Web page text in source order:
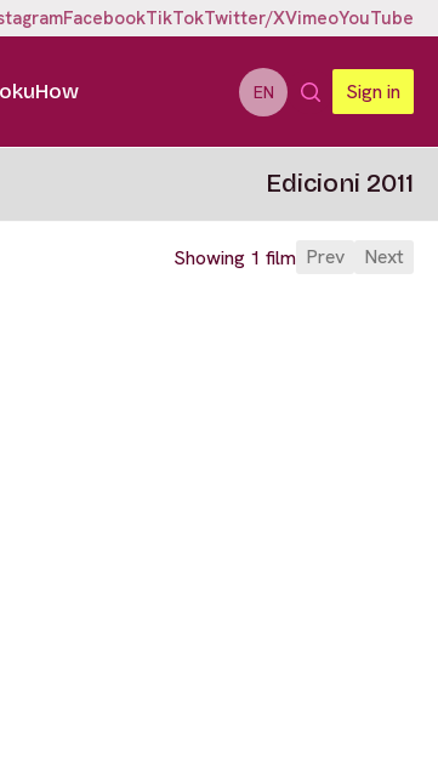
FacebookTikTokTwitter/XVimeoYouTube
EN Sign in
Edicioni 2011
Showing 1 film Prev Next